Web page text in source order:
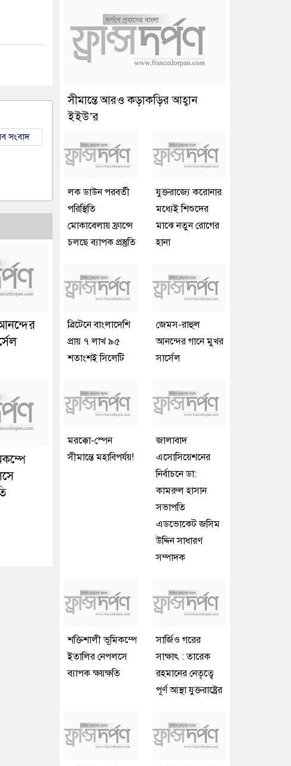
সংবাদ
সীমান্তে আরও কড়াকড়ির আহ্বান
ইইউ’র
লক ডাউন পরবর্তী
পরিস্থিতি
মোকাবেলায় ফ্রান্সে
চলছে ব্যাপক প্রস্তুতি
যুক্তরাজ্যে করোনার
মধ্যেই শিশুদের
মাঝে নতুন রোগের
হানা
ব্রিটেনে বাংলাদেশি
প্রায় ৭ লাখ ৯৫
শতাংশই সিলেটি
জেমস-রাহুল
আনন্দের গানে মুখর
সার্সেল
মরক্কো-স্পেন
সীমান্তে মহাবিপর্যয়!
জালাবাদ
এসোসিয়েশনের
নির্বাচনে ডা:
কামরুল হাসান
সভাপতি
এডভোকেট জসিম
উদ্দিন সাধারণ
সম্পাদক
শক্তিশালী ভূমিকম্পে
ইতালির নেপলসে
ব্যাপক ক্ষয়ক্ষতি
সার্জিও গরের
সাক্ষাৎ : তারেক
রহমানের নেতৃত্বে
পূর্ণ আস্থা যুক্তরাষ্ট্রের